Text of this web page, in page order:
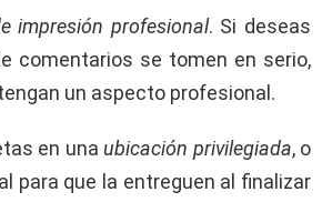
impresión profesional. Si deseas
comentarios se tomen en serio,
un aspecto profesional.
en una ubicación privilegiada, o
para que la entreguen al finalizar